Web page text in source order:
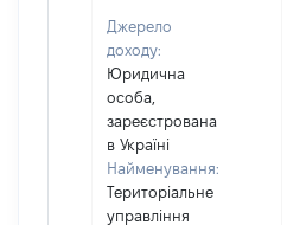
Джерело
доходу:
Юридична
особа,
зареєстрована
в Україні
Найменування:
Територіальне
управління